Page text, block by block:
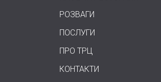
РОЗВАГИ
ПОСЛУГИ
ПРО ТРЦ
КОНТАКТИ